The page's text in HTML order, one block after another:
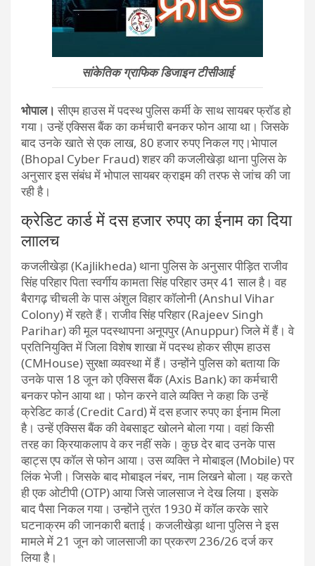
सांकेतिक ग्राफिक डिजाइन टीसीआई
भोपाल। सीएम हाउस में पदस्थ पुलिस कर्मी के साथ सायबर फ्रॉड हो
गया। उन्हें एक्सिस बैंक का कर्मचारी बनकर फोन आया था। जिसके
बाद उनके खाते से एक लाख, 80 हजार रुपए निकल गए।भेापाल
(Bhopal Cyber Fraud) शहर की कजलीखेड़ा थाना पुलिस के
अनुसार इस संबंध में भोपाल सायबर क्राइम की तरफ से जांच की जा
रही है।
क्रेडिट कार्ड में दस हजार रुपए का ईनाम का दिया
लाालच
कजलीखेड़ा (Kajlikheda) थाना पुलिस के अनुसार पीड़ित राजीव
सिंह परिहार पिता स्वर्गीय कामता सिंह परिहार उम्र 41 साल है। वह
बैरागढ़ चीचली के पास अंशुल विहार कॉलोनी (Anshul Vihar
Colony) में रहते हैं। राजीव सिंह परिहार (Rajeev Singh
Parihar) की मूल पदस्थापना अनूपपुर (Anuppur) जिले में हैं। वे
प्रतिनियुक्ति में जिला विशेष शाखा में पदस्थ होकर सीएम हाउस
(CMHouse) सुरक्षा व्यवस्था में हैं। उन्होंने पुलिस को बताया कि
उनके पास 18 जून को एक्सिस बैंक (Axis Bank) का कर्मचारी
बनकर फोन आया था। फोन करने वाले व्यक्ति ने कहा कि उन्हें
क्रेडिट कार्ड (Credit Card) में दस हजार रुपए का ईनाम मिला
है। उन्हें एक्सिस बैंक की वेबसाइट खोलने बोला गया। वहां किसी
तरह का क्रियाकलाप वे कर नहीं सके। कुछ देर बाद उनके पास
व्हाट्स एप कॉल से फोन आया। उस व्यक्ति ने मोबाइल (Mobile) पर
लिंक भेजी। जिसके बाद मोबाइल नंबर, नाम लिखने बोला। यह करते
ही एक ओटीपी (OTP) आया जिसे जालसाज ने देख लिया। इसके
बाद पैसा निकल गया। उन्होंने तुरंत 1930 में कॉल करके सारे
घटनाक्रम की जानकारी बताई। कजलीखेड़ा थाना पुलिस ने इस
मामले में 21 जून को जालसाजी का प्रकरण 236/26 दर्ज कर
लिया है।